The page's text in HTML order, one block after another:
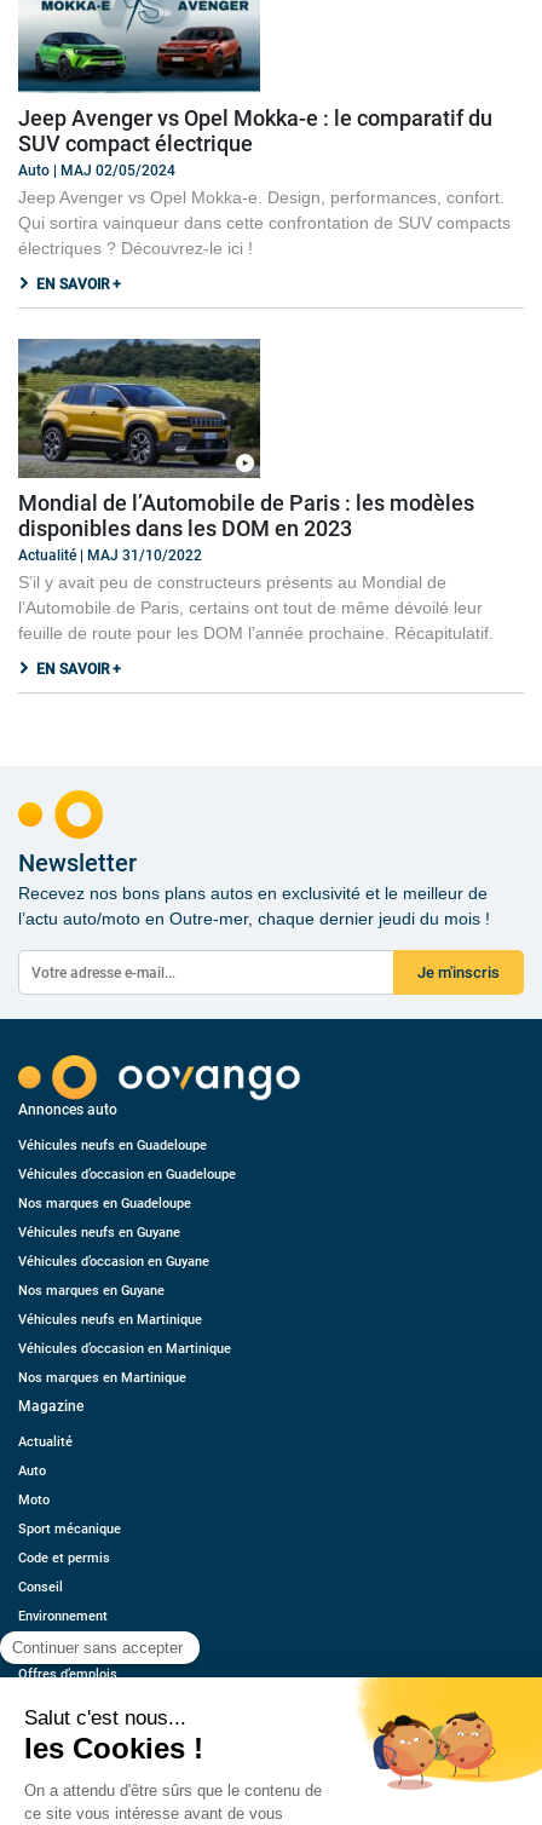
Jeep Avenger vs Opel Mokka-e : le comparatif du
SUV compact électrique
Auto | MAJ 02/05/2024
Jeep Avenger vs Opel Mokka-e. Design, performances, confort.
Qui sortira vainqueur dans cette confrontation de SUV compacts
électriques ? Découvrez-le ici !
EN SAVOIR +
Mondial de l’Automobile de Paris : les modèles
disponibles dans les DOM en 2023
Actualité | MAJ 31/10/2022
S’il y avait peu de constructeurs présents au Mondial de
l’Automobile de Paris, certains ont tout de même dévoilé leur
feuille de route pour les DOM l’année prochaine. Récapitulatif.
EN SAVOIR +
Newsletter
Recevez nos bons plans autos en exclusivité et le meilleur de
l’actu auto/moto en Outre-mer, chaque dernier jeudi du mois !
Je m'inscris
Annonces auto
Véhicules neufs en Guadeloupe
Véhicules d’occasion en Guadeloupe
Nos marques en Guadeloupe
Véhicules neufs en Guyane
Véhicules d’occasion en Guyane
Nos marques en Guyane
Véhicules neufs en Martinique
Véhicules d’occasion en Martinique
Nos marques en Martinique
Magazine
Actualité
Auto
Moto
Sport mécanique
Code et permis
Conseil
Environnement
Économie
Offres d’emplois
Contact
Estimez votre voiture